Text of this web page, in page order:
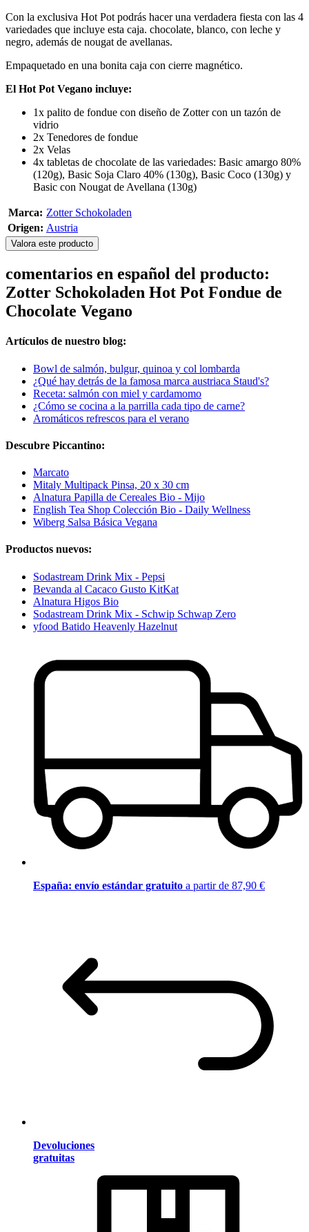
Con la exclusiva Hot Pot podrás hacer una verdadera fiesta con las 4
variedades que incluye esta caja. chocolate, blanco, con leche y
negro, además de nougat de avellanas.
Empaquetado en una bonita caja con cierre magnético.
El Hot Pot Vegano incluye:
1x palito de fondue con diseño de Zotter con un tazón de
vidrio
2x Tenedores de fondue
2x Velas
4x tabletas de chocolate de las variedades: Basic amargo 80%
(120g), Basic Soja Claro 40% (130g), Basic Coco (130g) y
Basic con Nougat de Avellana (130g)
Marca: Zotter Schokoladen
Origen: Austria
Valora este producto
comentarios en español del producto:
Zotter Schokoladen Hot Pot Fondue de
Chocolate Vegano
Artículos de nuestro blog:
Bowl de salmón, bulgur, quinoa y col lombarda
¿Qué hay detrás de la famosa marca austriaca Staud's?
Receta: salmón con miel y cardamomo
¿Cómo se cocina a la parrilla cada tipo de carne?
Aromáticos refrescos para el verano
Descubre Piccantino:
Marcato
Mitaly Multipack Pinsa, 20 x 30 cm
Alnatura Papilla de Cereales Bio - Mijo
English Tea Shop Colección Bio - Daily Wellness
Wiberg Salsa Básica Vegana
Productos nuevos:
Sodastream Drink Mix - Pepsi
Bevanda al Cacaco Gusto KitKat
Alnatura Higos Bio
Sodastream Drink Mix - Schwip Schwap Zero
yfood Batido Heavenly Hazelnut
España: envío estándar gratuito a partir de 87,90 €
Devoluciones
gratuitas